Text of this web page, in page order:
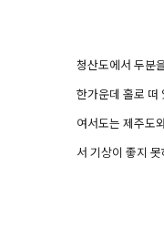
청산도에서 두분
한가운데 홀로 떠
여서도는 제주도
서 기상이 좋지